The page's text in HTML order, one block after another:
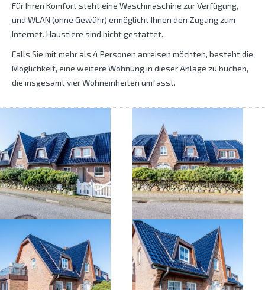
Für Ihren Komfort steht eine Waschmaschine zur Verfügung,
und WLAN (ohne Gewähr) ermöglicht Ihnen den Zugang zum
Internet. Haustiere sind nicht gestattet.
Falls Sie mit mehr als 4 Personen anreisen möchten, besteht die
Möglichkeit, eine weitere Wohnung in dieser Anlage zu buchen,
die insgesamt vier Wohneinheiten umfasst.